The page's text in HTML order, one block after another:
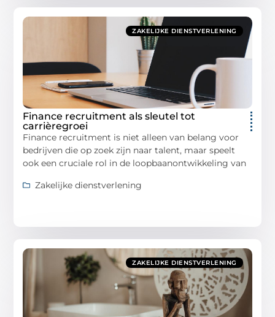
ZAKELIJKE DIENSTVERLENING
Finance recruitment als sleutel tot
carrièregroei
Finance recruitment is niet alleen van belang voor
bedrijven die op zoek zijn naar talent, maar speelt
ook een cruciale rol in de loopbaanontwikkeling van
Zakelijke dienstverlening
ZAKELIJKE DIENSTVERLENING